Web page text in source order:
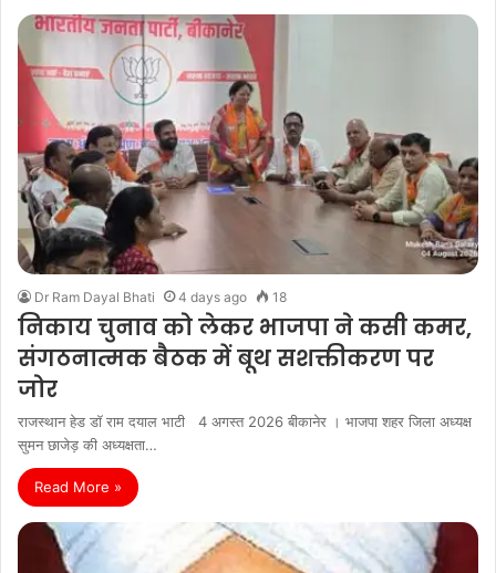
Dr Ram Dayal Bhati 4 days ago 18
निकाय चुनाव को लेकर भाजपा ने कसी कमर,
संगठनात्मक बैठक में बूथ सशक्तीकरण पर
जोर
राजस्थान हेड डॉ राम दयाल भाटी 4 अगस्त 2026 बीकानेर । भाजपा शहर जिला अध्यक्ष
सुमन छाजेड़ की अध्यक्षता…
Read More »